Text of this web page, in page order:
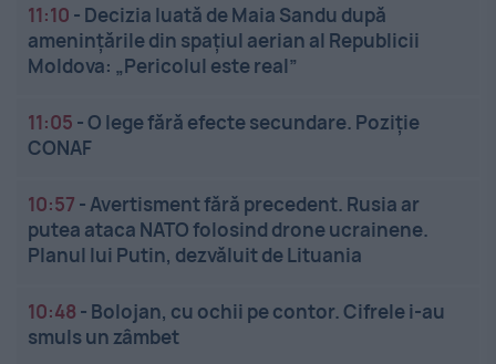
11:10 - Decizia luată de Maia Sandu după
amenințările din spațiul aerian al Republicii
Moldova: „Pericolul este real”
11:05 -O lege fără efecte secundare. Poziție
CONAF
10:57 -Avertisment fără precedent. Rusia ar
putea ataca NATO folosind drone ucrainene.
Planul lui Putin, dezvăluit de Lituania
10:48 - Bolojan, cu ochii pe contor. Cifrele i-au
smuls un zâmbet